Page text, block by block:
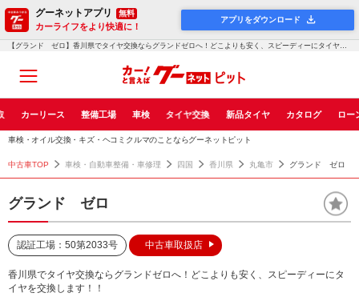
グーネットアプリ 無料
カーライフをより快適に！
アプリをダウンロード
【グランド ゼロ】香川県でタイヤ交換ならグランドゼロへ！どこよりも安く、スピーディーにタイヤを交換...！グーネットピット
カーリース 整備工場 車検 タイヤ交換 新品タイヤ カタログ ロー
車検・オイル交換・キズ・ヘコミクルマのことならグーネットピット
中古車TOP 車検・自動車整備・車修理 四国 香川県 丸亀市 グランド ゼロ
グランド ゼロ
認証工場：50第2033号 中古車取扱店
香川県でタイヤ交換ならグランドゼロへ！どこよりも安く、スピーディーにタ
イヤを交換します！！